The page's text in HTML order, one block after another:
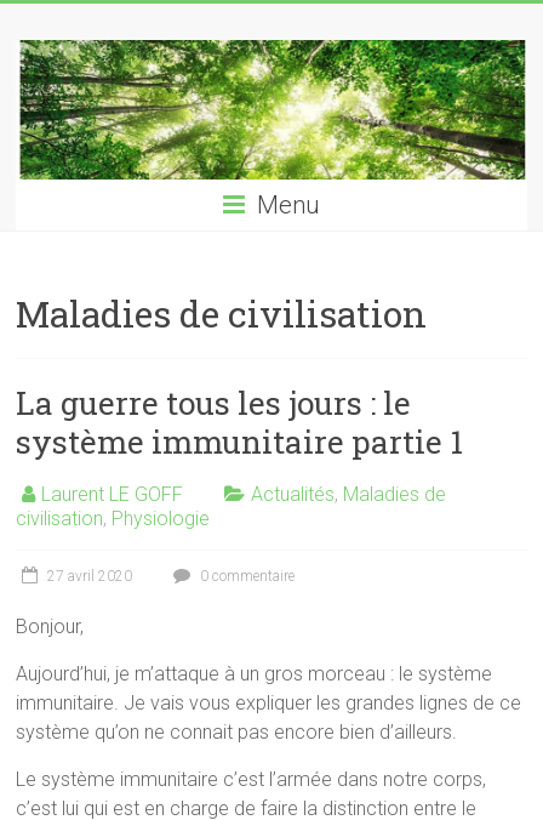
content
Laurent
LE
GOFF
naturopatheMenu
Maladies de civilisation
La guerre tous les jours : le
système immunitaire partie 1
Laurent LE GOFF Actualités, Maladies de
civilisation, Physiologie
27 avril 2020 0 commentaire
Bonjour,
Aujourd’hui, je m’attaque à un gros morceau : le système
immunitaire. Je vais vous expliquer les grandes lignes de ce
système qu’on ne connait pas encore bien d’ailleurs.
Le système immunitaire c’est l’armée dans notre corps,
c’est lui qui est en charge de faire la distinction entre le